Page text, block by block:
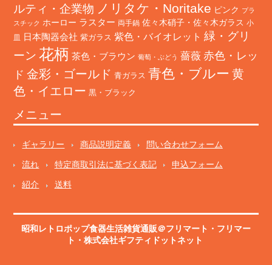
ルティ・企業物 ノリタケ・Noritake ピンク プラ
スチック ホーロー ラスター 両手鍋 佐々木硝子・佐々木ガラス 小
皿
日本陶器会社 紫ガラス 紫色・バイオレット 緑・グリ
ーン 花柄 茶色・ブラウン 葡萄・ぶどう 薔薇 赤色・レッ
ド 金彩・ゴールド 青ガラス 青色・ブルー 黄
色・イエロー 黒・ブラック
メニュー
ギャラリー 商品説明定義 問い合わせフォーム
流れ 特定商取引法に基づく表記 申込フォーム
紹介 送料
昭和レトロポップ食器生活雑貨通販＠フリマート ・ フリマー
ト ・株式会社ギフティドットネット